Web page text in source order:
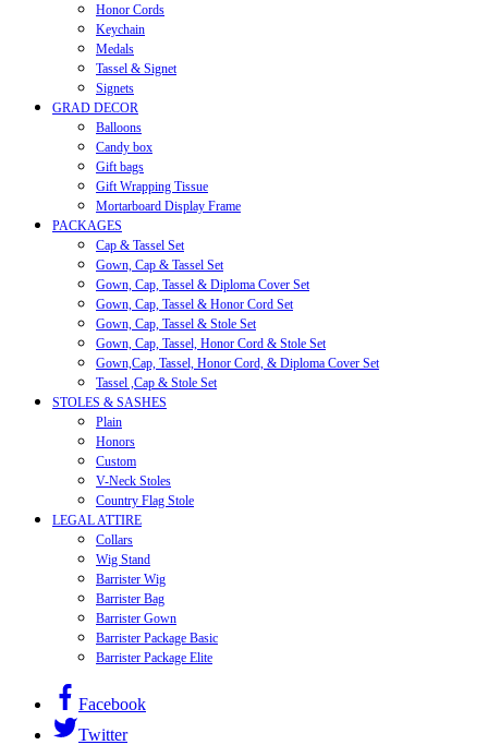
Honor Cords
Keychain
Medals
Tassel & Signet
Signets
GRAD DECOR
Balloons
Candy box
Gift bags
Gift Wrapping Tissue
Mortarboard Display Frame
PACKAGES
Cap & Tassel Set
Gown, Cap & Tassel Set
Gown, Cap, Tassel & Diploma Cover Set
Gown, Cap, Tassel & Honor Cord Set
Gown, Cap, Tassel & Stole Set
Gown, Cap, Tassel, Honor Cord & Stole Set
Gown,Cap, Tassel, Honor Cord, & Diploma Cover Set
Tassel ,Cap & Stole Set
STOLES & SASHES
Plain
Honors
Custom
V-Neck Stoles
Country Flag Stole
LEGAL ATTIRE
Collars
Wig Stand
Barrister Wig
Barrister Bag
Barrister Gown
Barrister Package Basic
Barrister Package Elite
Facebook
Twitter